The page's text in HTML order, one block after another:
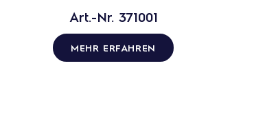
Art.-Nr. 371001
MEHR ERFAHREN